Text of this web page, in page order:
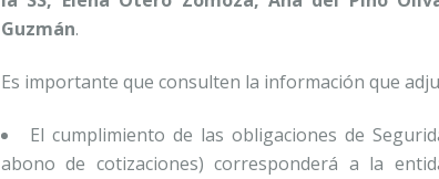
Guzmán.
Es importante que consulten la información que
El cumplimiento de las obligaciones de
abono de cotizaciones) corresponderá a la